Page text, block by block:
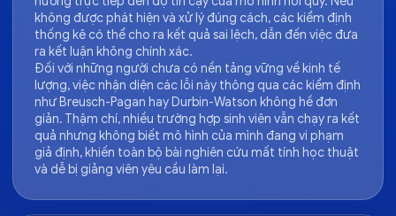
không được phát hiện và xử lý đúng cách, các kiểm định
thống kê có thể cho ra kết quả sai lệch, dẫn đến việc đưa
ra kết luận không chính xác.
Đối với những người chưa có nền tảng vững về kinh tế
lượng, việc nhận diện các lỗi này thông qua các kiểm định
như Breusch-Pagan hay Durbin-Watson không hề đơn
giản. Thậm chí, nhiều trường hợp sinh viên vẫn chạy ra kết
quả nhưng không biết mô hình của mình đang vi phạm
giả định, khiến toàn bộ bài nghiên cứu mất tính học thuật
và dễ bị giảng viên yêu cầu làm lại.